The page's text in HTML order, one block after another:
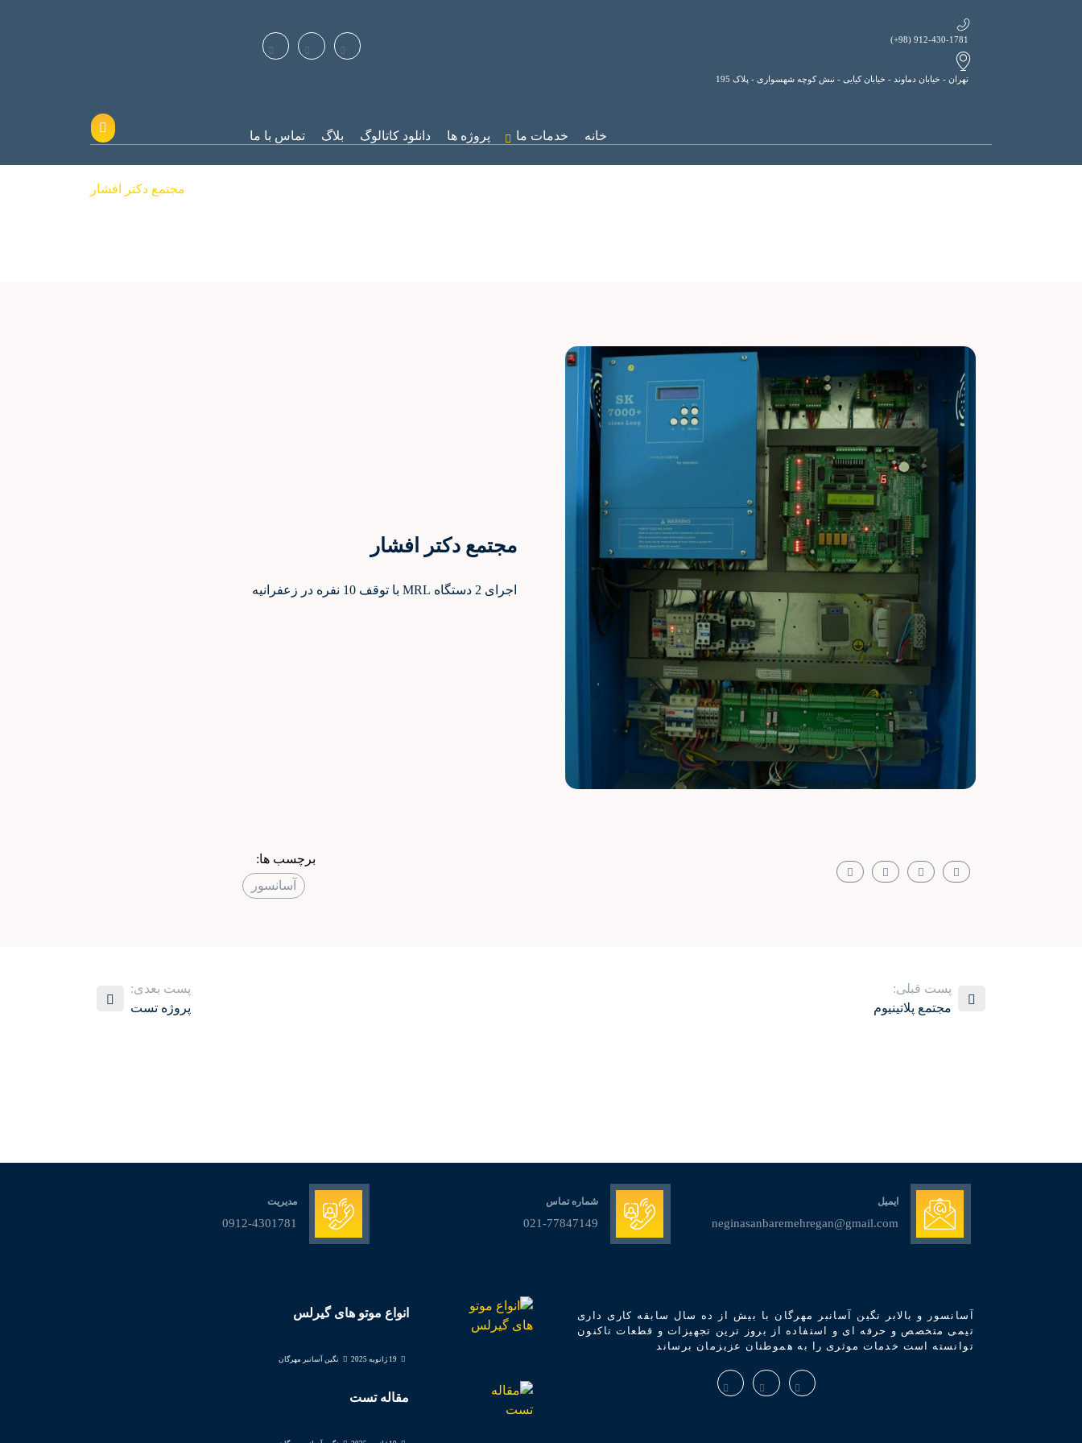
912-430-1781 (98+)
تهران - خیابان دماوند - خیابان کیایی - نبش کوچه شهسواری - پلاک 195
خانه خدمات ما پروژه ها دانلود کاتالوگ بلاگ تماس با ما
مجتمع دکتر افشار
مجتمع دکتر افشار
اجرای 2 دستگاه MRL با توقف 10 نفره در زعفرانیه
برچسب ها:
آسانسور
پست قبلی:
مجتمع پلاتینیوم
پست بعدی:
پروژه تست
ایمیل
neginasanbaremehregan@gmail.com
شماره تماس
021-77847149
مدیریت
0912-4301781
آسانسور و بالابر نگین آسانبر مهرگان با بیش از ده سال سابقه کاری داری
تیمی متخصص و حرفه ای و استفاده از بروز ترین تجهیزات و قطعات تاکنون
توانسته است خدمات موثری را به هموطنان عزیزمان برساند
انواع موتو های گیرلس
19 ژانویه 2025 نگین آسانبر مهرگان
مقاله تست